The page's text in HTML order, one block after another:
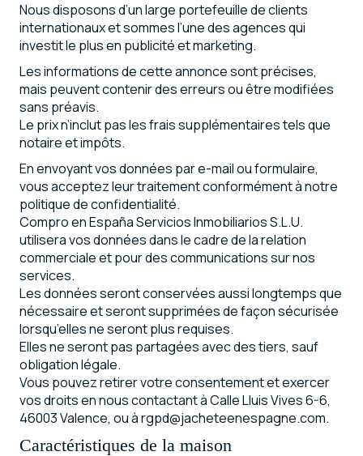
Nous disposons d’un large portefeuille de clients
internationaux et sommes l’une des agences qui
investit le plus en publicité et marketing.
Les informations de cette annonce sont précises,
mais peuvent contenir des erreurs ou être modifiées
sans préavis.
Le prix n’inclut pas les frais supplémentaires tels que
notaire et impôts.
En envoyant vos données par e-mail ou formulaire,
vous acceptez leur traitement conformément à notre
politique de confidentialité.
Compro en España Servicios Inmobiliarios S.L.U.
utilisera vos données dans le cadre de la relation
commerciale et pour des communications sur nos
services.
Les données seront conservées aussi longtemps que
nécessaire et seront supprimées de façon sécurisée
lorsqu’elles ne seront plus requises.
Elles ne seront pas partagées avec des tiers, sauf
obligation légale.
Vous pouvez retirer votre consentement et exercer
vos droits en nous contactant à Calle Lluis Vives 6-6,
46003 Valence, ou à rgpd@jacheteenespagne.com.
Caractéristiques de la maison